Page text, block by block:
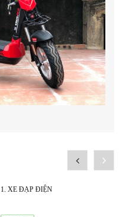
1. XE ĐẠP ĐIỆN